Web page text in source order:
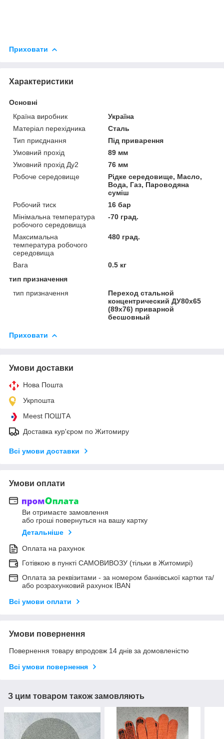
Приховати
Характеристики
Основні
Країна виробник
Україна
Матеріал перехідника
Сталь
Тип приєднання
Під приварення
Умовний прохід
89 мм
Умовний прохід Ду2
76 мм
Робоче середовище
Рідке середовище, Масло,
Вода, Газ, Пароводяна
суміш
Робочий тиск
16 бар
Мінімальна температура
робочого середовища
-70 град.
Максимальна
температура робочого
середовища
480 град.
Вага
0.5 кг
тип призначення
тип призначення
Переход стальной
концентрический ДУ80x65
(89х76) приварной
бесшовный
Приховати
Умови доставки
Нова Пошта
Укрпошта
Meest ПОШТА
Доставка кур'єром по Житомиру
Всі умови доставки
Умови оплати
Ви отримаєте замовлення
або гроші повернуться на вашу картку
Детальніше
Оплата на рахунок
Готівкою в пункті САМОВИВОЗУ (тільки в Житомирі)
Оплата за реквізитами - за номером банківської картки та/
або розрахунковий рахунок IBAN
Всі умови оплати
Умови повернення
Повернення товару впродовж 14 днів за домовленістю
Всі умови повернення
З цим товаром також замовляють